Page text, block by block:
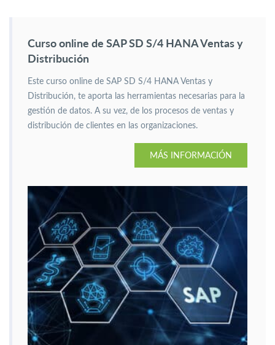
Curso online de SAP SD S/4 HANA Ventas y
Distribución
Este curso online de SAP SD S/4 HANA Ventas y
Distribución, te aporta las herramientas necesarias para la
gestión de datos. A su vez, de los procesos de ventas y
distribución de clientes en las organizaciones.
MÁS INFORMACIÓN